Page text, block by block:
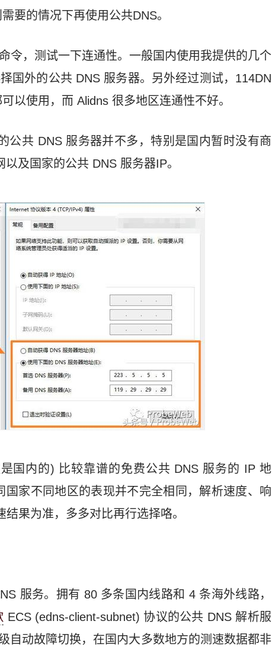
要的情况下再使用公共DNS。
令，测试一下连通性。一般国内使用我提供的几个
国外的公共 DNS 服务器。另外经过测试，114DN
以使用，而 Alidns 很多地区连通性不好。
公共 DNS 服务器并不多，特别是国内暂时没有商
及国家的公共 DNS 服务器IP。
国内的) 比较靠谱的免费公共 DNS 服务的 IP 地
家不同地区的表现并不完全相同，解析速度、响
果为准，多多对比再行选择咯。
服务。拥有 80 多条国内线路和 4 条海外线路，
ECS (edns-client-subnet) 协议的公共 DNS 解析服
自动故障切换，在国内大多数地方的测速数据都非